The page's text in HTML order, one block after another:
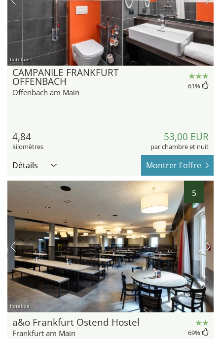
hotel.de
CAMPANILE FRANKFURT
OFFENBACH
Offenbach am Main
61%
4,84
kilomètres
53,00 EUR
par chambre et nuit
Détails Montrer l'offre
5
hotel.de
a&o Frankfurt Ostend Hostel
Frankfurt am Main 69%